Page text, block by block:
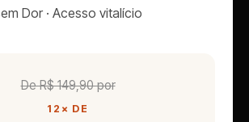
Dor · Acesso vitalício
De R$ 149,90 por
12× DE